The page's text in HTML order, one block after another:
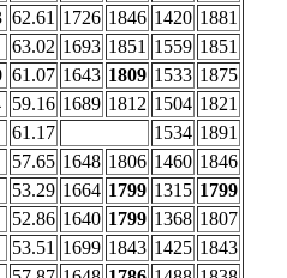
62.61 1726 1846 1420 1881
63.02 1693 1851 1559 1851
61.07 1643 1809 1533 1875
59.16 1689 1812 1504 1821
61.17 1534 1891
57.65 1648 1806 1460 1846
53.29 1664 1799 1315 1799
52.86 1640 1799 1368 1807
53.51 1699 1843 1425 1843